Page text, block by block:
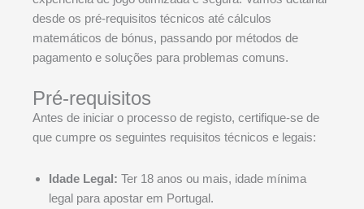
desde os pré-requisitos técnicos até cálculos
matemáticos de bónus, passando por métodos de
pagamento e soluções para problemas comuns.
Pré-requisitos
Antes de iniciar o processo de registo, certifique-se de
que cumpre os seguintes requisitos técnicos e legais:
Idade Legal: Ter 18 anos ou mais, idade mínima
legal para apostar em Portugal.